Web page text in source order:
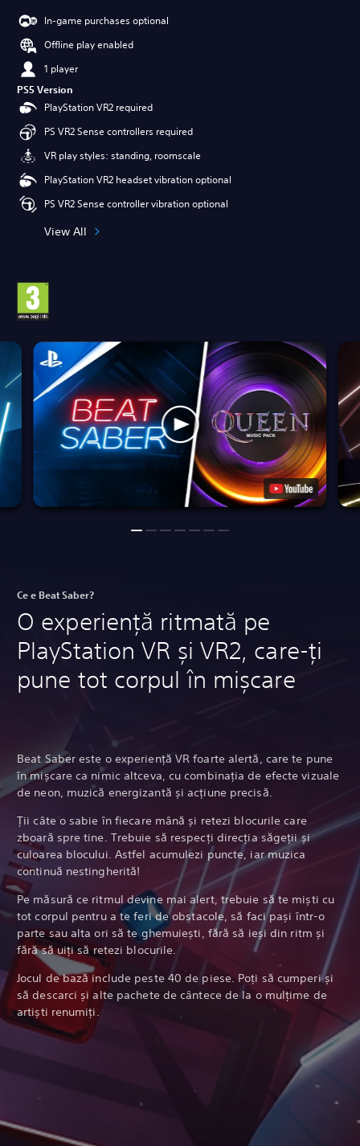
In-game purchases optional
Offline play enabled
1 player
PS5 Version
PlayStation VR2 required
PS VR2 Sense controllers required
VR play styles: standing, roomscale
PlayStation VR2 headset vibration optional
PS VR2 Sense controller vibration optional
View All
Ce e Beat Saber?
O experiență ritmată pe
PlayStation VR și VR2, care-ți
pune tot corpul în mișcare
Beat Saber este o experiență VR foarte alertă, care te pune
în mișcare ca nimic altceva, cu combinația de efecte vizuale
de neon, muzică energizantă și acțiune precisă.
Ții câte o sabie în fiecare mână și retezi blocurile care
zboară spre tine. Trebuie să respecți direcția săgeții și
culoarea blocului. Astfel acumulezi puncte, iar muzica
continuă nestingherită!
Pe măsură ce ritmul devine mai alert, trebuie să te miști cu
tot corpul pentru a te feri de obstacole, să faci pași într-o
parte sau alta ori să te ghemuiești, fără să ieși din ritm și
fără să uiți să retezi blocurile.
Jocul de bază include peste 40 de piese. Poți să cumperi și
să descarci și alte pachete de cântece de la o mulțime de
artiști renumiți.